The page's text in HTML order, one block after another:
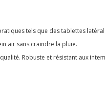
tels que des tablettes
air sans craindre la pluie.
Robuste et résistant aux